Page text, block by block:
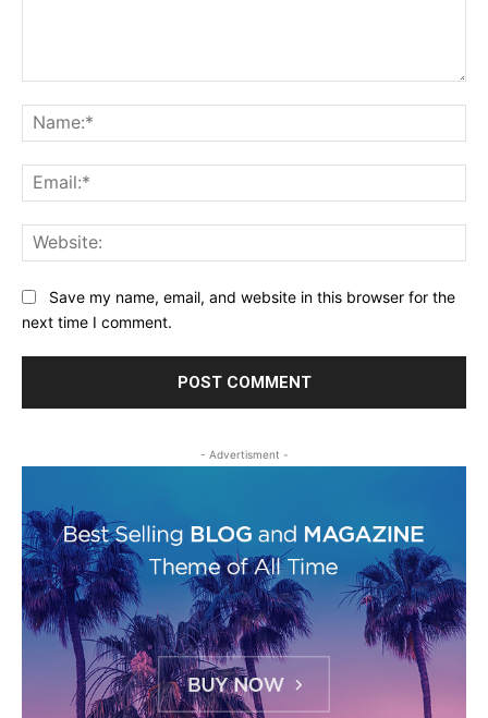
Save my name, email, and website in this browser for the
next time I comment.
- Advertisment -